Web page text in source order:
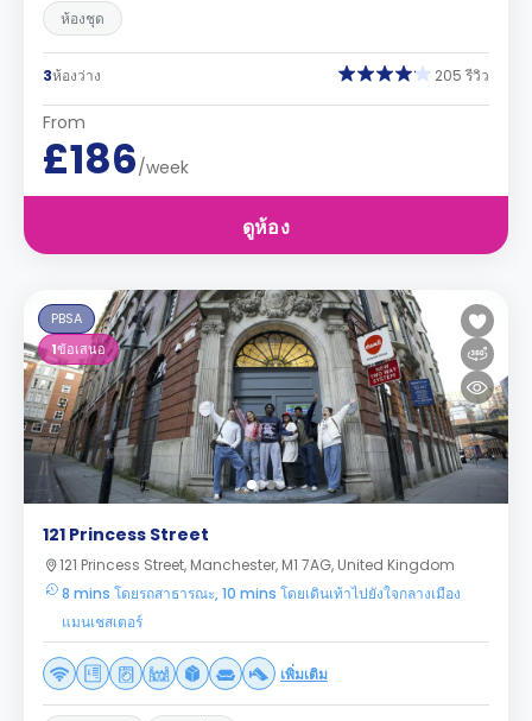
ห้องชุด
3ห้องว่าง 205 รีวิว
From
£186/week
ดูห้อง
PBSA
1ข้อเสนอ
121 Princess Street
121 Princess Street, Manchester, M1 7AG, United Kingdom
8 mins โดยรถสาธารณะ, 10 mins โดยเดินเท้าไปยังใจกลางเมือง
แมนเชสเตอร์
เพิ่มเติม